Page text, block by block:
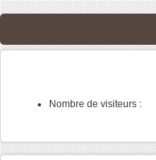
Nombre de visiteurs :